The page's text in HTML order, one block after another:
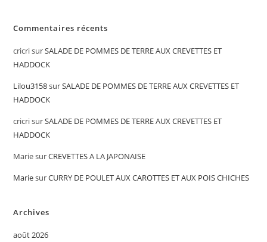
Commentaires récents
cricrisurSALADE DE POMMES DE TERRE AUX CREVETTES ET
HADDOCK
Lilou3158surSALADE DE POMMES DE TERRE AUX CREVETTES ET
HADDOCK
cricrisurSALADE DE POMMES DE TERRE AUX CREVETTES ET
HADDOCK
MariesurCREVETTES A LA JAPONAISE
MariesurCURRY DE POULET AUX CAROTTES ET AUX POIS CHICHES
Archives
août 2026